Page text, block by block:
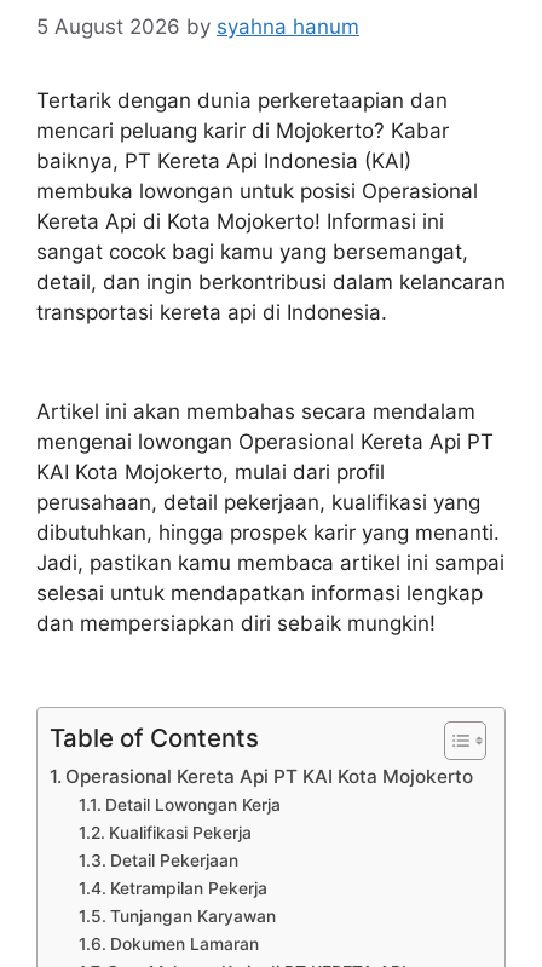
5 August 2026 by syahna hanum
Tertarik dengan dunia perkeretaapian dan
mencari peluang karir di Mojokerto? Kabar
baiknya, PT Kereta Api Indonesia (KAI)
membuka lowongan untuk posisi Operasional
Kereta Api di Kota Mojokerto! Informasi ini
sangat cocok bagi kamu yang bersemangat,
detail, dan ingin berkontribusi dalam kelancaran
transportasi kereta api di Indonesia.
Artikel ini akan membahas secara mendalam
mengenai lowongan Operasional Kereta Api PT
KAI Kota Mojokerto, mulai dari profil
perusahaan, detail pekerjaan, kualifikasi yang
dibutuhkan, hingga prospek karir yang menanti.
Jadi, pastikan kamu membaca artikel ini sampai
selesai untuk mendapatkan informasi lengkap
dan mempersiapkan diri sebaik mungkin!
Table of Contents
Operasional Kereta Api PT KAI Kota Mojokerto
Detail Lowongan Kerja
Kualifikasi Pekerja
Detail Pekerjaan
Ketrampilan Pekerja
Tunjangan Karyawan
Dokumen Lamaran